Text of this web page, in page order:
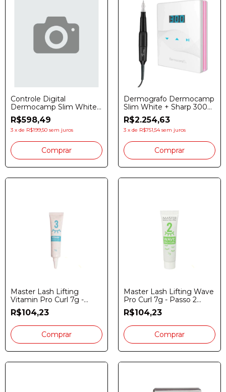
Controle Digital
Dermocamp Slim White -
Branco / Rs
R$598,49
3 x de R$199,50 sem juros
Dermografo Dermocamp
Slim White + Sharp 300
Pro Black
R$2.254,63
3 x de R$751,54 sem juros
Master Lash Lifting
Vitamin Pro Curl 7g -
Passo 3 Pocket
R$104,23
Master Lash Lifting Wave
Pro Curl 7g - Passo 2
Pocket
R$104,23